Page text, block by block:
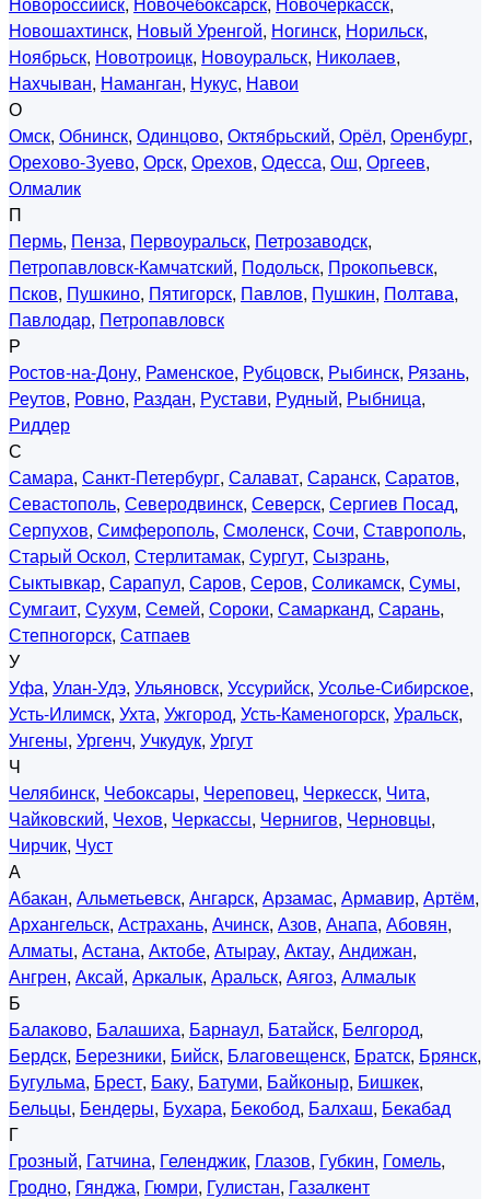
Новошахтинск, Новый Уренгой, Ногинск, Норильск,
Ноябрьск, Новотроицк, Новоуральск, Николаев,
Нахчыван, Наманган, Нукус, Навои
О
Омск, Обнинск, Одинцово, Октябрьский, Орёл, Оренбург,
Орехово-Зуево, Орск, Орехов, Одесса, Ош, Оргеев,
Олмалик
П
Пермь, Пенза, Первоуральск, Петрозаводск,
Петропавловск-Камчатский, Подольск, Прокопьевск,
Псков, Пушкино, Пятигорск, Павлов, Пушкин, Полтава,
Павлодар, Петропавловск
Р
Ростов-на-Дону, Раменское, Рубцовск, Рыбинск, Рязань,
Реутов, Ровно, Раздан, Рустави, Рудный, Рыбница,
Риддер
С
Самара, Санкт-Петербург, Салават, Саранск, Саратов,
Севастополь, Северодвинск, Северск, Сергиев Посад,
Серпухов, Симферополь, Смоленск, Сочи, Ставрополь,
Старый Оскол, Стерлитамак, Сургут, Сызрань,
Сыктывкар, Сарапул, Саров, Серов, Соликамск, Сумы,
Сумгаит, Сухум, Семей, Сороки, Самарканд, Сарань,
Степногорск, Сатпаев
У
Уфа, Улан-Удэ, Ульяновск, Уссурийск, Усолье-Сибирское,
Усть-Илимск, Ухта, Ужгород, Усть-Каменогорск, Уральск,
Унгены, Ургенч, Учкудук, Ургут
Ч
Челябинск, Чебоксары, Череповец, Черкесск, Чита,
Чайковский, Чехов, Черкассы, Чернигов, Черновцы,
Чирчик, Чуст
А
Абакан, Альметьевск, Ангарск, Арзамас, Армавир, Артём,
Архангельск, Астрахань, Ачинск, Азов, Анапа, Абовян,
Алматы, Астана, Актобе, Атырау, Актау, Андижан,
Ангрен, Аксай, Аркалык, Аральск, Аягоз, Алмалык
Б
Балаково, Балашиха, Барнаул, Батайск, Белгород,
Бердск, Березники, Бийск, Благовещенск, Братск, Брянск,
Бугульма, Брест, Баку, Батуми, Байконыр, Бишкек,
Бельцы, Бендеры, Бухара, Бекобод, Балхаш, Бекабад
Г
Грозный, Гатчина, Геленджик, Глазов, Губкин, Гомель,
Гродно, Гянджа, Гюмри, Гулистан, Газалкент